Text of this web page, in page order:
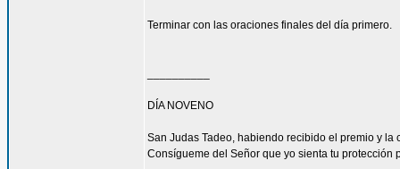
Terminar con las oraciones finales del día primero.
DÍA NOVENO
San Judas Tadeo, habiendo recibido el premio y
Consígueme del Señor que yo sienta tu